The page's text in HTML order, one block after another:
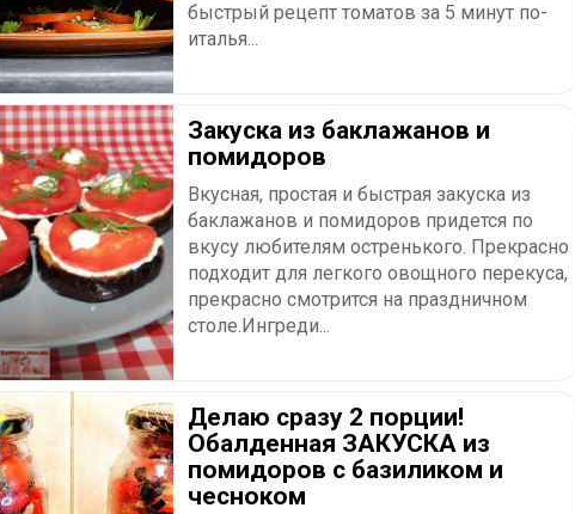
быстрый рецепт томатов за 5 минут по-
италья...
Закуска из баклажанов и
помидоров
Вкусная, простая и быстрая закуска из
баклажанов и помидоров придется по
вкусу любителям остренького. Прекрасно
подходит для легкого овощного перекуса,
прекрасно смотрится на праздничном
столе.Ингреди...
Делаю сразу 2 порции!
Обалденная ЗАКУСКА из
помидоров с базиликом и
чесноком